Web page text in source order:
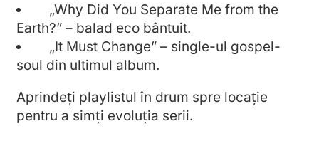
„Why Did You Separate Me from the
Earth?” – balad eco bântuit.
„It Must Change” – single-ul gospel-
soul din ultimul album.
Aprindeți playlistul în drum spre locație
pentru a simți evoluția serii.